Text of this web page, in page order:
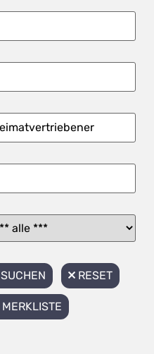
SUCHEN RESET
MERKLISTE